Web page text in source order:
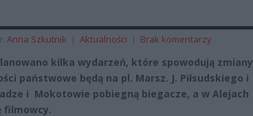
Anna Szkutnik | Aktualności | Brak komentarzy
kilka wydarzeń, które spowodują zmiany
państwowe będą na pl. Marsz. J. Piłsudskiego i
i Mokotowie pobiegną biegacze, a w Alejach
filmowcy.